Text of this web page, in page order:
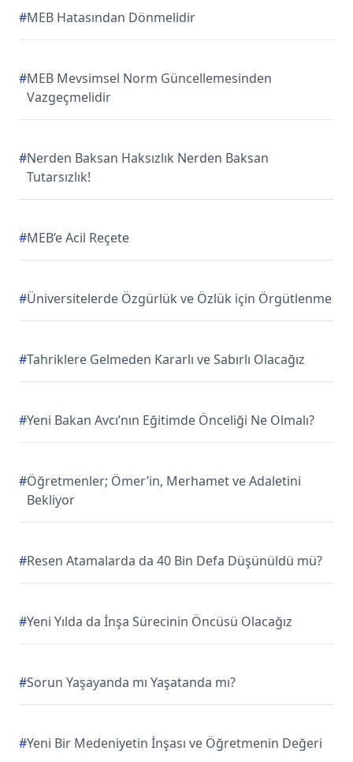
#MEB Hatasından Dönmelidir
#MEB Mevsimsel Norm Güncellemesinden
Vazgeçmelidir
#Nerden Baksan Haksızlık Nerden Baksan
Tutarsızlık!
#MEB’e Acil Reçete
#Üniversitelerde Özgürlük ve Özlük için Örgütlenme
#Tahriklere Gelmeden Kararlı ve Sabırlı Olacağız
#Yeni Bakan Avcı’nın Eğitimde Önceliği Ne Olmalı?
#Öğretmenler; Ömer’in, Merhamet ve Adaletini
Bekliyor
#Resen Atamalarda da 40 Bin Defa Düşünüldü mü?
#Yeni Yılda da İnşa Sürecinin Öncüsü Olacağız
#Sorun Yaşayanda mı Yaşatanda mı?
#Yeni Bir Medeniyetin İnşası ve Öğretmenin Değeri